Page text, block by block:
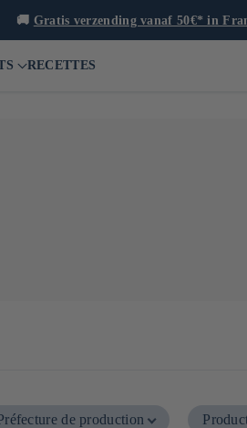
🚚 Gratis verzending vanaf 50€* in
RECETTES
toute première récolte de thé vert de
de production